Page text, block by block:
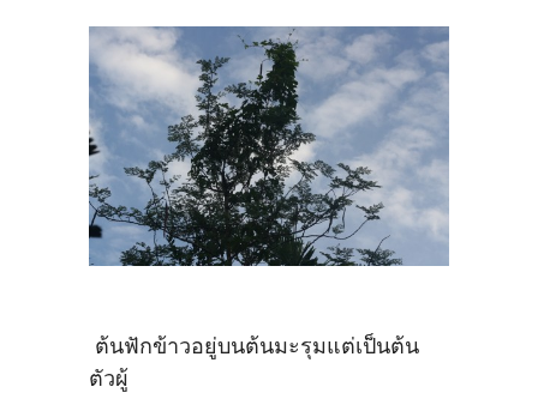
ต้นฟักข้าวอยู่บนต้นมะรุมแต่เป็นต้น
ตัวผู้